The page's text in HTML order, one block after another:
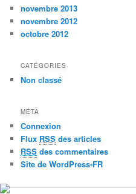
novembre 2013
novembre 2012
octobre 2012
CATÉGORIES
Non classé
MÉTA
Connexion
Flux RSS des articles
RSS des commentaires
Site de WordPress-FR